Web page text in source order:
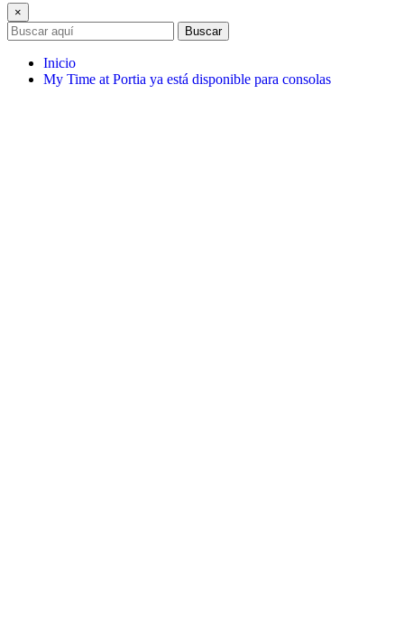
×
Buscar
Inicio
My Time at Portia ya está disponible para consolas